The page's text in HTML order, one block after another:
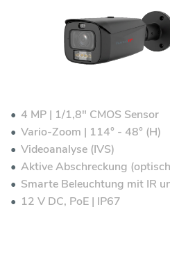
4 MP | 1/1,8" CMOS Sensor
Vario-Zoom | 114° - 48° (H)
Videoanalyse (IVS)
Aktive Abschreckung
Smarte Beleuchtung mit IR
12 V DC, PoE | IP67